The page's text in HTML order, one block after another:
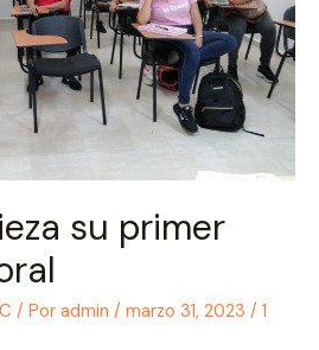
su primer
/ Por admin / marzo 31, 2023 / 1